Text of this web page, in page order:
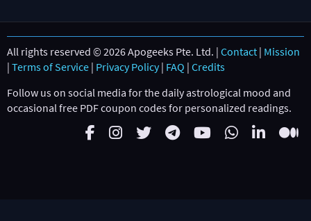
All rights reserved © 2026 Apogeeks Pte. Ltd. | Contact | Mission
| Terms of Service | Privacy Policy| FAQ | Credits
Follow us on social media for the daily astrological mood and
occasional free PDF coupon codes for personalized readings.